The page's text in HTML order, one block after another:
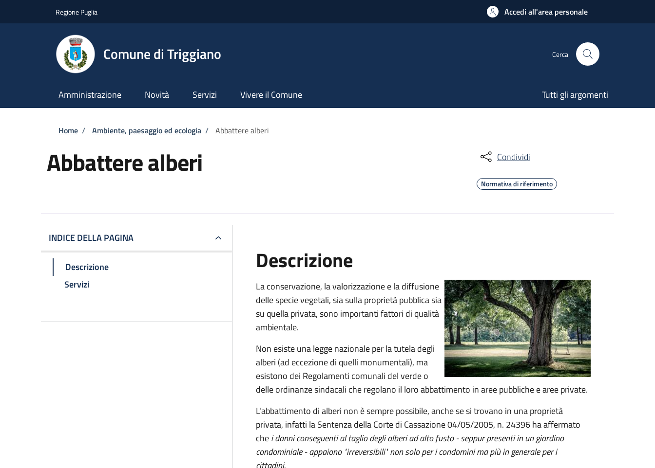
Regione Puglia Accedi all'area personale
Comune di Triggiano Cerca
Amministrazione Novità Servizi Vivere il Comune Tutti gli argomenti
Briciole di pane
Home / Ambiente, paesaggio ed ecologia / Abbattere alberi
Abbattere alberi Condividi
Normativa di riferimento
INDICE DELLA PAGINA
Descrizione
Servizi
Descrizione
La conservazione, la valorizzazione e la diffusione
delle specie vegetali, sia sulla proprietà pubblica sia
su quella privata, sono importanti fattori di qualità
ambientale.
Non esiste una legge nazionale per la tutela degli
alberi (ad eccezione di quelli monumentali), ma
esistono dei Regolamenti comunali del verde o
delle ordinanze sindacali che regolano il loro abbattimento in aree pubbliche e aree private.
L'abbattimento di alberi non è sempre possibile, anche se si trovano in una proprietà
privata, infatti la Sentenza della Corte di Cassazione 04/05/2005, n. 24396 ha affermato
chei danni conseguenti al taglio degli alberi ad alto fusto - seppur presenti in un giardino
condominiale - appaiono "irreversibili" non solo per i condomini ma più in generale per i
cittadini.